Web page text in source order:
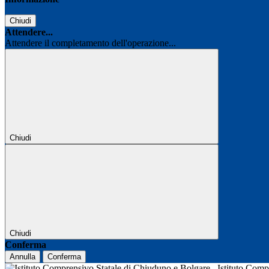
Chiudi
Attendere...
Attendere il completamento dell'operazione...
Chiudi
Chiudi
Conferma
Annulla Conferma